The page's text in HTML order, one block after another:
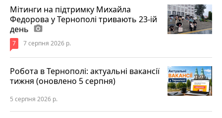
Мітинги на підтримку Михайла
Федорова у Тернополі тривають 23-ій
день photo_camera
7 7 серпня 2026 р.
Робота в Тернополі: актуальні вакансії
тижня (оновлено 5 серпня)
5 серпня 2026 р.